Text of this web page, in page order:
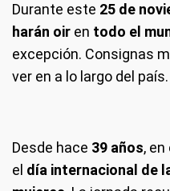
Durante este 25 de
harán oir en todo el
excepción. Consignas
ver en a lo largo del país.
Desde hace 39 años,
el día internacional de